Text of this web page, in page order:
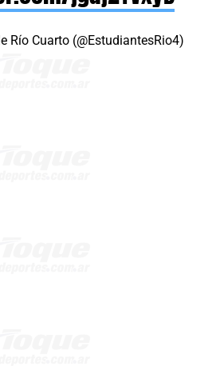
Río Cuarto (@EstudiantesRio4)